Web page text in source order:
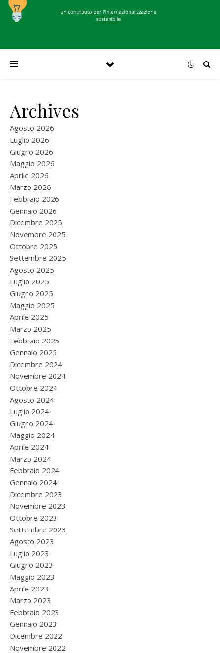
Archives
Agosto 2026
Luglio 2026
Giugno 2026
Maggio 2026
Aprile 2026
Marzo 2026
Febbraio 2026
Gennaio 2026
Dicembre 2025
Novembre 2025
Ottobre 2025
Settembre 2025
Agosto 2025
Luglio 2025
Giugno 2025
Maggio 2025
Aprile 2025
Marzo 2025
Febbraio 2025
Gennaio 2025
Dicembre 2024
Novembre 2024
Ottobre 2024
Agosto 2024
Luglio 2024
Giugno 2024
Maggio 2024
Aprile 2024
Marzo 2024
Febbraio 2024
Gennaio 2024
Dicembre 2023
Novembre 2023
Ottobre 2023
Settembre 2023
Agosto 2023
Luglio 2023
Giugno 2023
Maggio 2023
Aprile 2023
Marzo 2023
Febbraio 2023
Gennaio 2023
Dicembre 2022
Novembre 2022